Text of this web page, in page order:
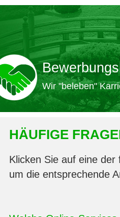
Wir "beleben"
HÄUFIGE
Klicken Sie auf eine der
um die entsprechende